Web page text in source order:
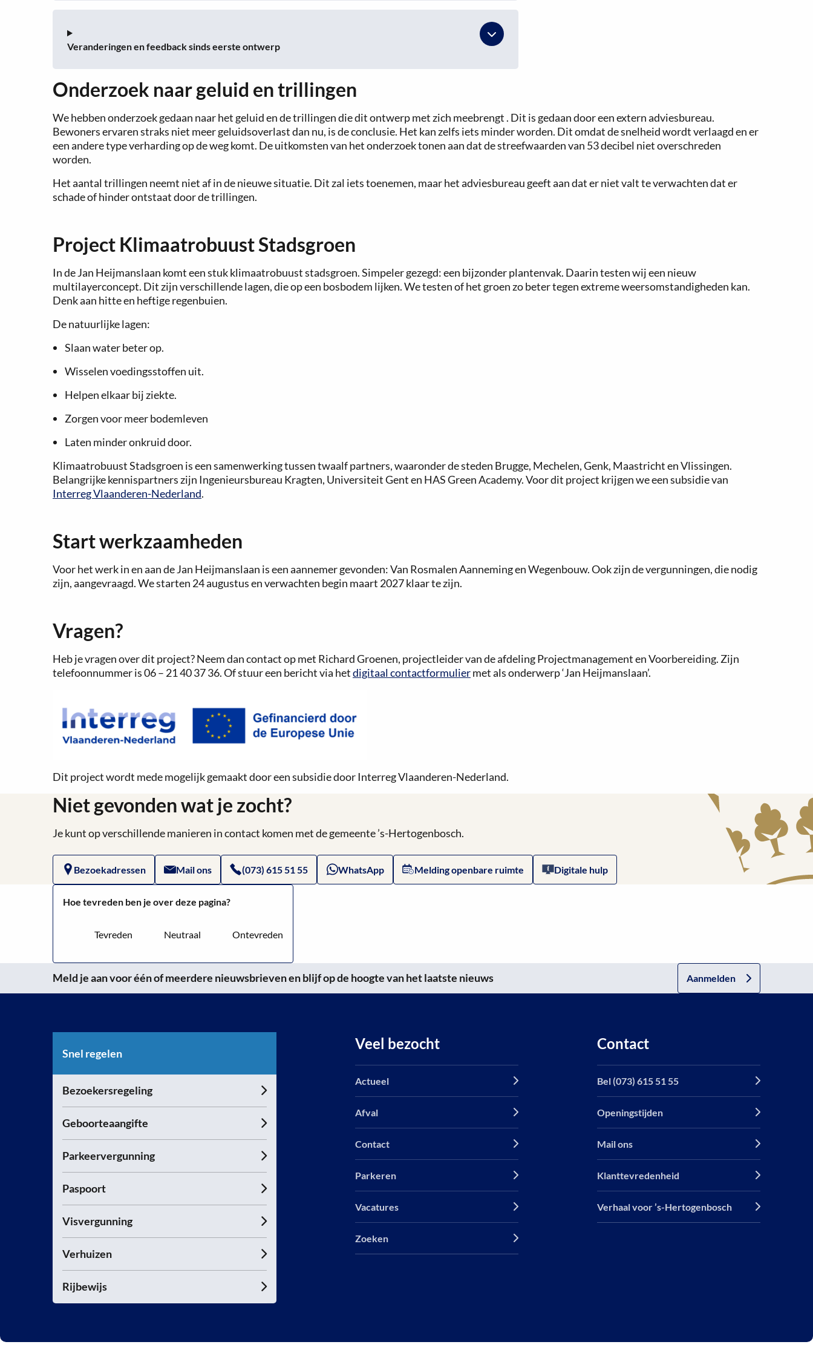
Veranderingen en feedback sinds eerste ontwerp
Onderzoek naar geluid en trillingen
We hebben onderzoek gedaan naar het geluid en de trillingen die dit ontwerp met zich meebrengt . Dit is gedaan door een extern adviesbureau.
Bewoners ervaren straks niet meer geluidsoverlast dan nu, is de conclusie. Het kan zelfs iets minder worden. Dit omdat de snelheid wordt verlaagd en er
een andere type verharding op de weg komt. De uitkomsten van het onderzoek tonen aan dat de streefwaarden van 53 decibel niet overschreden
worden.
Het aantal trillingen neemt niet af in de nieuwe situatie. Dit zal iets toenemen, maar het adviesbureau geeft aan dat er niet valt te verwachten dat er
schade of hinder ontstaat door de trillingen.
Project Klimaatrobuust Stadsgroen
In de Jan Heijmanslaan komt een stuk klimaatrobuust stadsgroen. Simpeler gezegd: een bijzonder plantenvak. Daarin testen wij een nieuw
multilayerconcept. Dit zijn verschillende lagen, die op een bosbodem lijken. We testen of het groen zo beter tegen extreme weersomstandigheden kan.
Denk aan hitte en heftige regenbuien.
De natuurlijke lagen:
Slaan water beter op.
Wisselen voedingsstoffen uit.
Helpen elkaar bij ziekte.
Zorgen voor meer bodemleven
Laten minder onkruid door.
Klimaatrobuust Stadsgroen is een samenwerking tussen twaalf partners, waaronder de steden Brugge, Mechelen, Genk, Maastricht en Vlissingen.
Belangrijke kennispartners zijn Ingenieursbureau Kragten, Universiteit Gent en HAS Green Academy. Voor dit project krijgen we een subsidie van
Interreg Vlaanderen-Nederland.
Start werkzaamheden
Voor het werk in en aan de Jan Heijmanslaan is een aannemer gevonden: Van Rosmalen Aanneming en Wegenbouw. Ook zijn de vergunningen, die nodig
zijn, aangevraagd. We starten 24 augustus en verwachten begin maart 2027 klaar te zijn.
Vragen?
Heb je vragen over dit project? Neem dan contact op met Richard Groenen, projectleider van de afdeling Projectmanagement en Voorbereiding. Zijn
telefoonnummer is 06 – 21 40 37 36. Of stuur een bericht via hetdigitaal contactformuliermet als onderwerp ‘Jan Heijmanslaan’.
Dit project wordt mede mogelijk gemaakt door een subsidie door Interreg Vlaanderen-Nederland.
Niet gevonden wat je zocht?
Je kunt op verschillende manieren in contact komen met de gemeente ’s-Hertogenbosch.
Bezoekadressen Mail ons (073) 615 51 55 WhatsApp Melding openbare ruimte Digitale hulp
Hoe tevreden ben je over deze pagina?
Tevreden Neutraal Ontevreden
Meld je aan voor één of meerdere nieuwsbrieven en blijf op de hoogte van het laatste nieuws Aanmelden
Snel regelen
Bezoekersregeling
Geboorteaangifte
Parkeervergunning
Paspoort
Visvergunning
Verhuizen
Rijbewijs
Veel bezocht
Actueel
Afval
Contact
Parkeren
Vacatures
Zoeken
Contact
Bel (073) 615 51 55
Openingstijden
Mail ons
Klanttevredenheid
Verhaal voor ’s-Hertogenbosch